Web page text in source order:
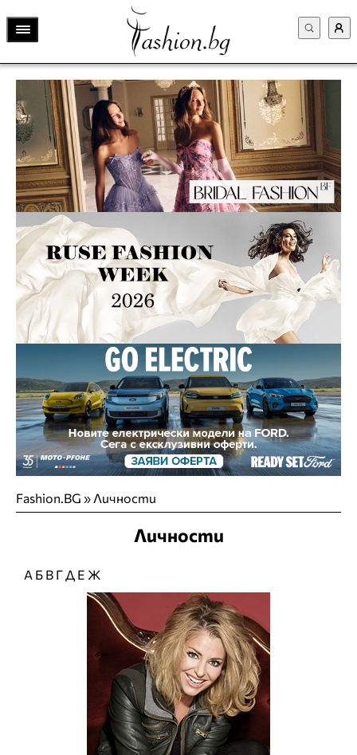
Fashion.BG » Личности
Личности
А Б В ГД Е Ж